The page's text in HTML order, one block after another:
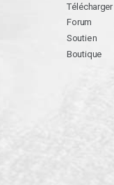
Télécharger
Forum
Soutien
Boutique